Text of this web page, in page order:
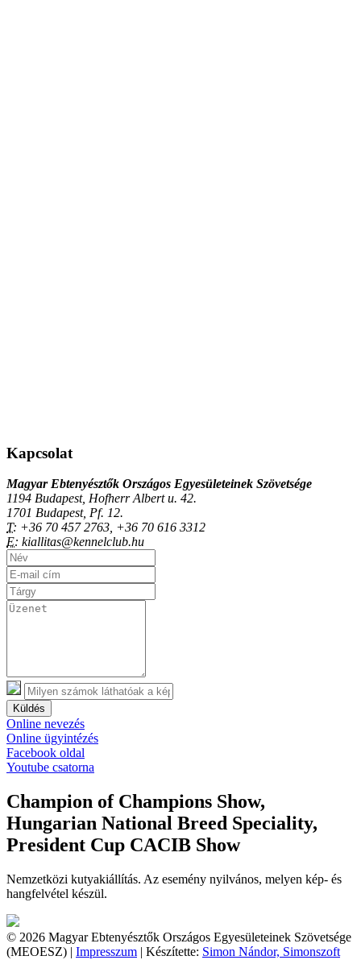
Kapcsolat
Magyar Ebtenyésztők Országos Egyesületeinek Szövetsége
1194 Budapest, Hofherr Albert u. 42.
1701 Budapest, Pf. 12.
T: +36 70 457 2763, +36 70 616 3312
E: kiallitas@kennelclub.hu
Küldés
Online nevezés
Online ügyintézés
Facebook oldal
Youtube csatorna
Champion of Champions Show,
Hungarian National Breed Speciality,
President Cup CACIB Show
Nemzetközi kutyakiállítás. Az esemény nyilvános, melyen kép- és
hangfelvétel készül.
© 2026 Magyar Ebtenyésztők Országos Egyesületeinek Szövetsége
(MEOESZ) | Impresszum | Készítette: Simon Nándor, Simonszoft